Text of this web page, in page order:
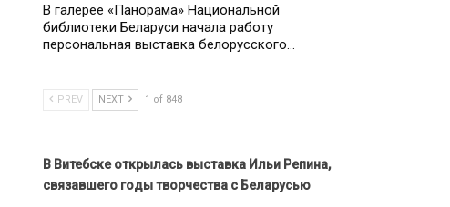
В галерее «Панорама» Национальной
библиотеки Беларуси начала работу
персональная выставка белорусского…
PREV NEXT 1 of 848
В Витебске открылась выставка Ильи Репина,
связавшего годы творчества с Беларусью